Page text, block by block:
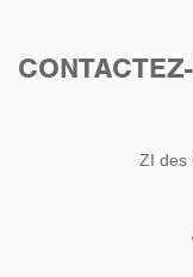
145277km
Vidange
Système de
ZI des